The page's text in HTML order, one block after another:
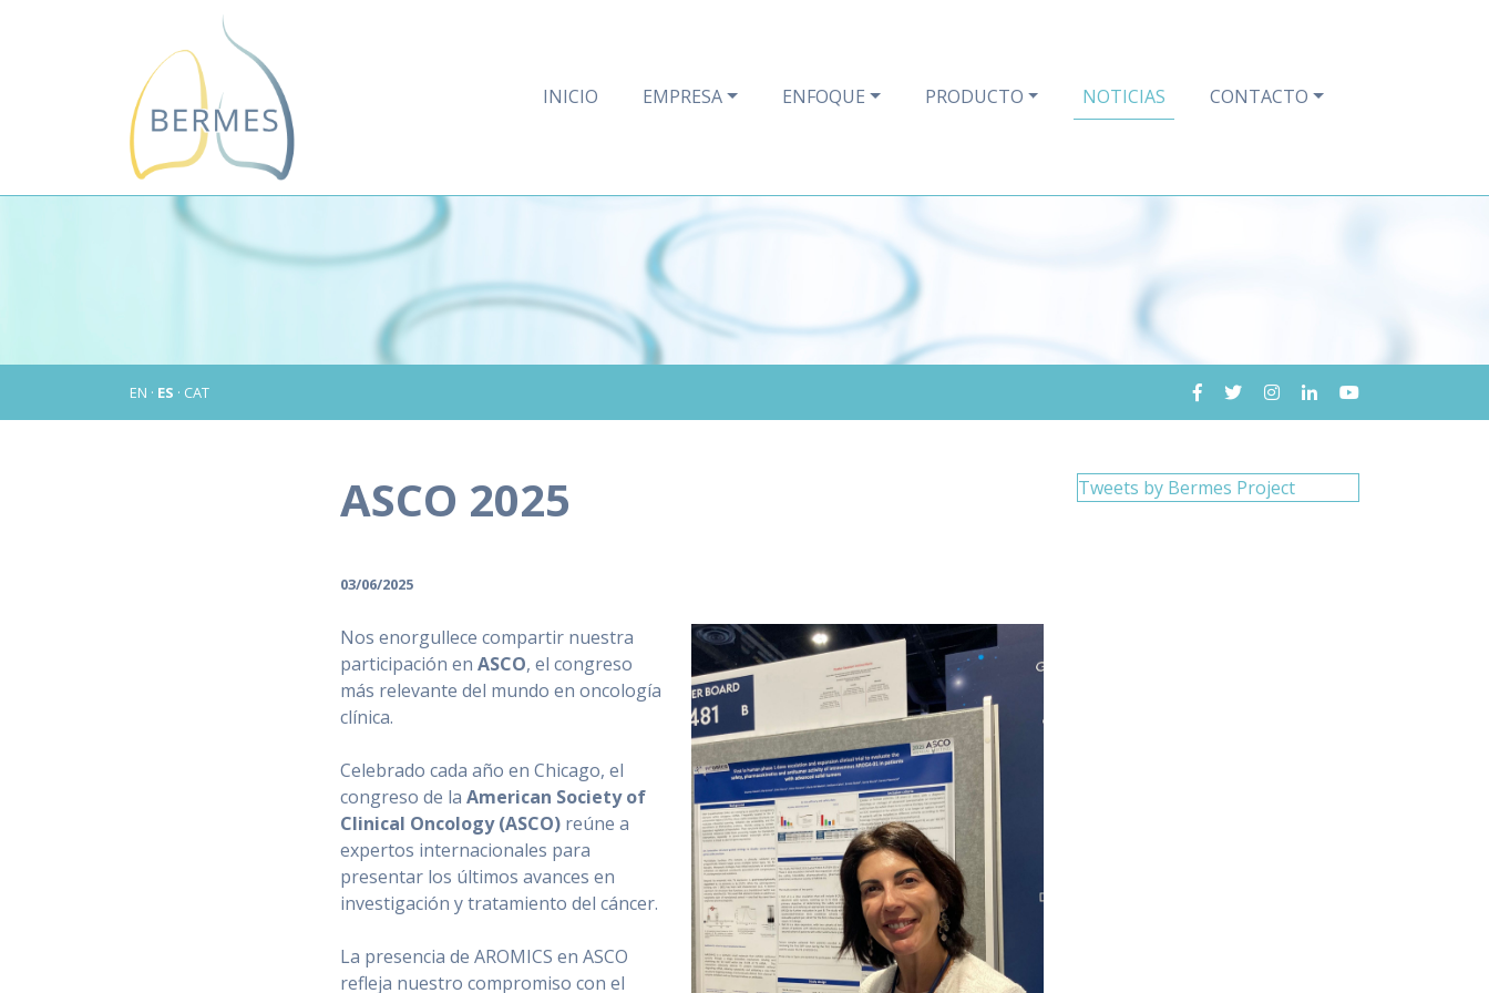
INICIO EMPRESA ENFOQUE PRODUCTO NOTICIAS CONTACTO
EN · ES · CAT
ASCO 2025
03/06/2025
Nos enorgullece compartir nuestra
participación en ASCO, el congreso
más relevante del mundo en oncología
clínica.
Celebrado cada año en Chicago, el
congreso de la American Society of
Clinical Oncology (ASCO) reúne a
expertos internacionales para
presentar los últimos avances en
investigación y tratamiento del cáncer.
La presencia de AROMICS en ASCO
refleja nuestro compromiso con el
Tweets by Bermes Project